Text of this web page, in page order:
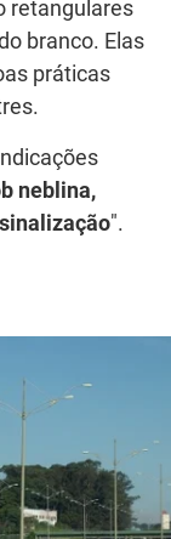
retangulares
branco. Elas
práticas
neblina,
".